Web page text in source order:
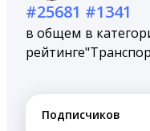
#25681
в общем
рейтинге
#1341
в
Подписчиков